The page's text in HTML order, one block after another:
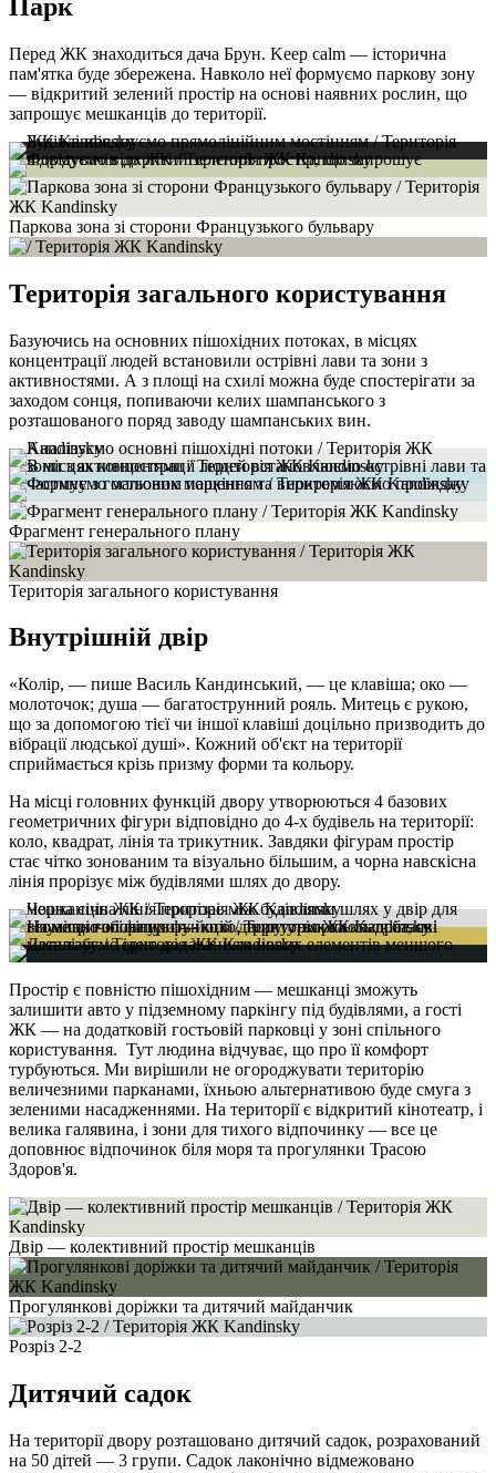
Парк
Перед ЖК знаходиться дача Брун. Keep calm — історична
пам'ятка буде збережена. Навколо неї формуємо паркову зону
— відкритий зелений простір на основі наявних рослин, що
запрошує мешканців до території.
Паркова зона зі сторони Французького бульвару
Територія загального користування
Базуючись на основних пішохідних потоках, в місцях
концентрації людей встановили острівні лави та зони з
активностями. А з площі на схилі можна буде спостерігати за
заходом сонця, попиваючи келих шампанського з
розташованого поряд заводу шампанських вин.
Фрагмент генерального плану
Територія загального користування
Внутрішній двір
«Колір, — пише Василь Кандинський, — це клавіша; око —
молоточок; душа — багатострунний рояль. Митець є рукою,
що за допомогою тієї чи іншої клавіші доцільно призводить до
вібрації людської душі». Кожний об'єкт на території
сприймається крізь призму форми та кольору.
На місці головних функцій двору утворюються 4 базових
геометричних фігури відповідно до 4-х будівель на території:
коло, квадрат, лінія та трикутник. Завдяки фігурам простір
стає чітко зонованим та візуально більшим, а чорна навскісна
лінія прорізує між будівлями шлях до двору.
Простір є повністю пішохідним — мешканці зможуть
залишити авто у підземному паркінгу під будівлями, а гості
ЖК — на додатковій гостьовій парковці у зоні спільного
користування. Тут людина відчуває, що про її комфорт
турбуються. Ми вирішили не огороджувати територію
величезними парканами, їхньою альтернативою буде смуга з
зеленими насадженнями. На території є відкритий кінотеатр, і
велика галявина, і зони для тихого відпочинку — все це
доповнює відпочинок біля моря та прогулянки Трасою
Здоров'я.
Двір — колективний простір мешканців
Прогулянкові доріжки та дитячий майданчик
Розріз 2-2
Дитячий садок
На території двору розташовано дитячий садок, розрахований
на 50 дітей — 3 групи. Садок лаконічно відмежовано